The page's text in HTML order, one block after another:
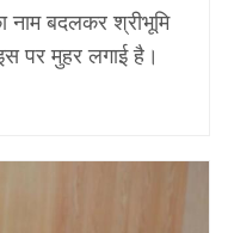
नाम बदलकर श्रीभूमि
पर मुहर लगाई है।